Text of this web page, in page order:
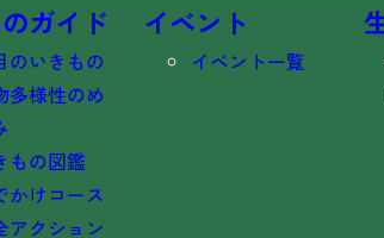
ガイド
のいきもの
多様性のめ
もの図鑑
かけコース
アクション
イベント
イベント一覧